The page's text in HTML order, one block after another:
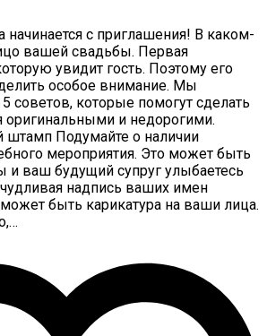
начинается с приглашения! В каком-
вашей свадьбы. Первая
увидит гость. Поэтому его
особое внимание. Мы
советов, которые помогут сделать
и недорогими.
Подумайте о наличии
мероприятия. Это может быть
и ваш будущий супруг улыбаетесь
надпись ваших имен
быть карикатура на ваши лица.